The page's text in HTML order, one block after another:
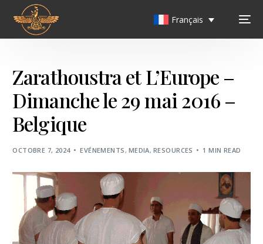
Français
Zarathoustra et L’Europe –
Dimanche le 29 mai 2016 –
Belgique
OCTOBRE 7, 2024 EVÉNEMENTS, MEDIA, RESOURCES 1 MIN READ